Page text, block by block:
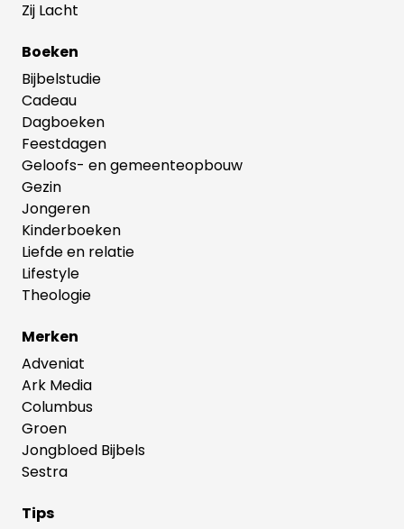
Zij Lacht
Boeken
Bijbelstudie
Cadeau
Dagboeken
Feestdagen
Geloofs- en gemeenteopbouw
Gezin
Jongeren
Kinderboeken
Liefde en relatie
Lifestyle
Theologie
Merken
Adveniat
Ark Media
Columbus
Groen
Jongbloed Bijbels
Sestra
Tips